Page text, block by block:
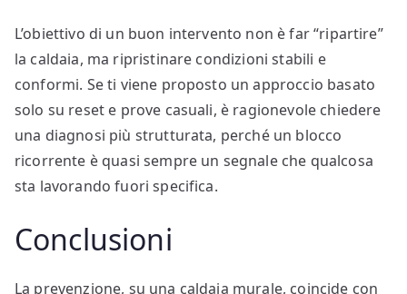
L’obiettivo di un buon intervento non è far “ripartire”
la caldaia, ma ripristinare condizioni stabili e
conformi. Se ti viene proposto un approccio basato
solo su reset e prove casuali, è ragionevole chiedere
una diagnosi più strutturata, perché un blocco
ricorrente è quasi sempre un segnale che qualcosa
sta lavorando fuori specifica.
Conclusioni
La prevenzione, su una caldaia murale, coincide con